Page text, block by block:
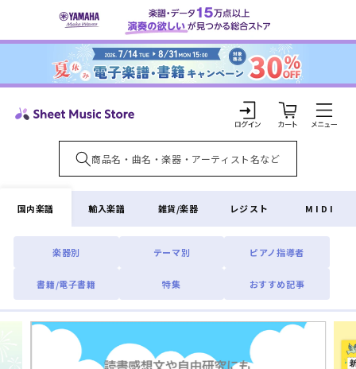
ンツに
ロ
グ
イ
ン
カ
ー
ト
国内楽譜
楽器別 テーマ別 ピアノ指導者
書籍/電子書籍 特集 おすすめ記事
輸入楽譜 雑貨/楽器 レジスト MIDI